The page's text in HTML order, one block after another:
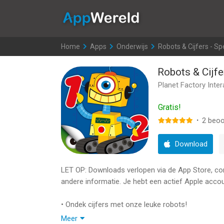
Home >
Apps >
Onderwijs >
Robots & Cijfers -
Robots &
Planet Factory
Gratis!
· 2
Download
LET OP: Downloads verlopen via de App Store,
andere informatie. Je hebt een actief Apple
• Ondek cijfers met onze leuke robots!
• Een leuke manier om tellen en rekenen te
Meer